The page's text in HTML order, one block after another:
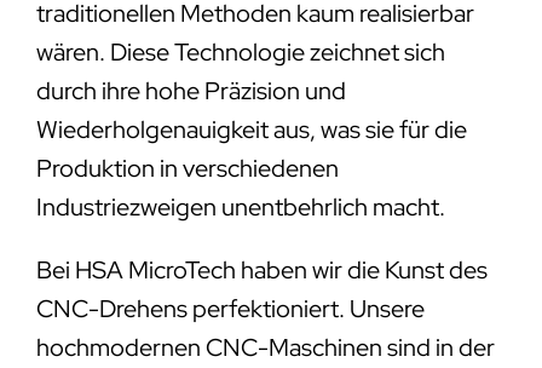
traditionellen Methoden kaum realisierbar
wären. Diese Technologie zeichnet sich
durch ihre hohe Präzision und
Wiederholgenauigkeit aus, was sie für die
Produktion in verschiedenen
Industriezweigen unentbehrlich macht.
Bei HSA MicroTech haben wir die Kunst des
CNC-Drehens perfektioniert. Unsere
hochmodernen CNC-Maschinen sind in der